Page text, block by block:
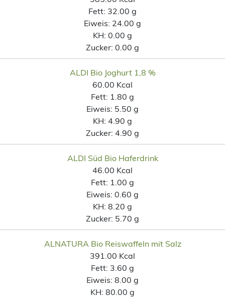
Fett: 32.00 g
Eiweis: 24.00 g
KH: 0.00 g
Zucker: 0.00 g
ALDI Bio Joghurt 1,8 %
60.00 Kcal
Fett: 1.80 g
Eiweis: 5.50 g
KH: 4.90 g
Zucker: 4.90 g
ALDI Süd Bio Haferdrink
46.00 Kcal
Fett: 1.00 g
Eiweis: 0.60 g
KH: 8.20 g
Zucker: 5.70 g
ALNATURA Bio Reiswaffeln mit Salz
391.00 Kcal
Fett: 3.60 g
Eiweis: 8.00 g
KH: 80.00 g